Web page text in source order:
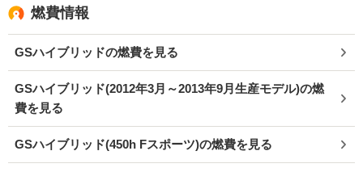
燃費情報
GSハイブリッドの燃費を見る
GSハイブリッド(2012年3月～2013年9月生産モデル)の燃
費を見る
GSハイブリッド(450h Fスポーツ)の燃費を見る